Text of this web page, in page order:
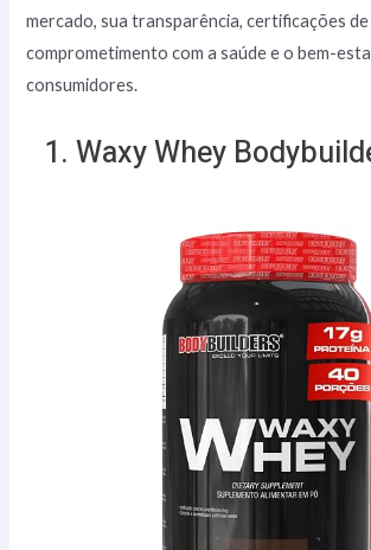
mercado, sua transparência, certificações de
comprometimento com a saúde e o bem-
consumidores.
1. Waxy Whey